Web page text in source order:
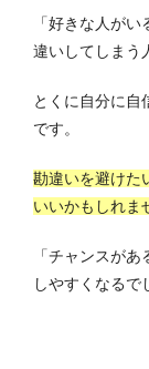
「好きな人が
違いしてしまう
とくに自分に自
です。
勘違いを避けた
いいかもしれま
「チャンスが
しやすくなるで